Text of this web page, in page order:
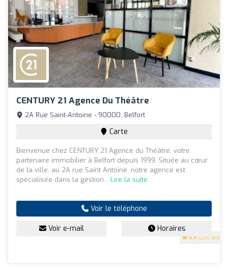
CENTURY 21 Agence Du Théâtre
4.4 (200 avis)
2A Rue Saint-Antoine - 90000, Belfort
Carte
Bienvenue chez CENTURY 21 Agence du Théâtre, votre
partenaire immobilier à Belfort depuis 1999. Située au cœur
de la ville, au 2A rue Saint Antoine, notre agence est
spécialisée dans la gestion... Lire la suite
Voir le téléphone
Voir e-mail Horaires